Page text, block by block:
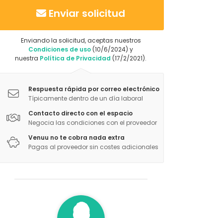
Enviar solicitud
Enviando la solicitud, aceptas nuestros
Condiciones de uso (10/6/2024) y
nuestra Política de Privacidad (17/2/2021).
Respuesta rápida por correo electrónico
Típicamente dentro de un día laboral
Contacto directo con el espacio
Negocia las condiciones con el proveedor
Venuu no te cobra nada extra
Pagas al proveedor sin costes adicionales